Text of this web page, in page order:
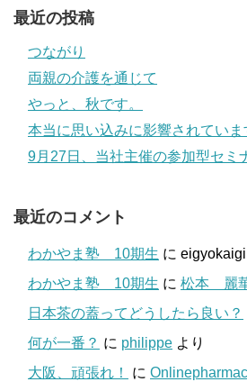
最近の投稿
つながり
両親の介護を通じて
やっと、秋です。
本当に思い込みに影響されていま
9月27日、当社主催の参加型セミ
最近のコメント
わかやま塾 10期生 に eigyokaigi
わかやま塾 10期生 に 松本 麗
日本茶の蓋ってどうしたら良い？
何が一番？ に philippe より
大阪、頑張れ！
に